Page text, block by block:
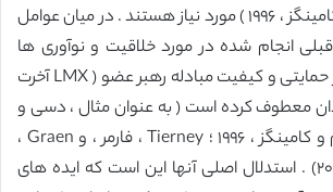
دیگران ( اولدهام و کامینگز ، ١٩٩۶ ) مورد نیاز هستند . در میان عوامل
انجام شده در مورد خلاقیت و نوآوری ها
توجه زیادی را به رهبر حمایتی و کیفیت مبادله رهبر عضو ( LMX آخرت
معطوف کرده است ( به عنوان مثال ، دسی و
رایان ، ١٩٨٧؛ اولدهام و کامینگز ، ١٩٩۶ ؛ Tierney ، فارمر ، و Graen ،
١٩٩٩ ، ژو و جرج ، ٢٠٠٣) . استدلال اصلی آنها این است که ایده های